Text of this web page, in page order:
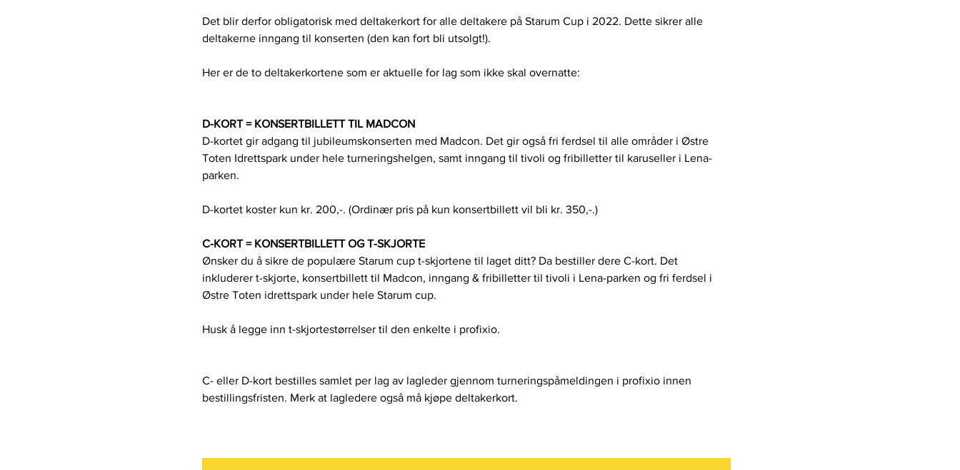
Det blir derfor obligatorisk med deltakerkort for alle deltakere på Starum Cup i 2022. Dette sikrer alle
deltakerne inngang til konserten (den kan fort bli utsolgt!).
Her er de to deltakerkortene som er aktuelle for lag som ikke skal overnatte:
D-KORT = KONSERTBILLETT TIL MADCON
D-kortet gir adgang til jubileumskonserten med Madcon. Det gir også fri ferdsel til alle områder i Østre
Toten Idrettspark under hele turneringshelgen, samt inngang til tivoli og fribilletter til karuseller i Lena-
parken.
D-kortet koster kun kr. 200,-. (Ordinær pris på kun konsertbillett vil bli kr. 350,-.)
C-KORT = KONSERTBILLETT OG T-SKJORTE
Ønsker du å sikre de populære Starum cup t-skjortene til laget ditt? Da bestiller dere C-kort. Det
inkluderer t-skjorte, konsertbillett til Madcon, inngang & fribilletter til tivoli i Lena-parken og fri ferdsel i
Østre Toten idrettspark under hele Starum cup.
Husk å legge inn t-skjortestørrelser til den enkelte i profixio.
C- eller D-kort bestilles samlet per lag av lagleder gjennom turneringspåmeldingen i profixio innen
bestillingsfristen. Merk at lagledere også må kjøpe deltakerkort.